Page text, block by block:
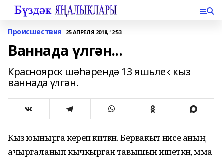
Происшествия 25 АПРЕЛЯ 2018, 12:53
Ваннада үлгән...
Красноярск шәһәрендә 13 яшьлек кыз
ваннада үлгән.
Кыз юынырга кереп киткән. Бервакыт әнисе аның
ачыргаланып кычкырган тавышын ишеткән, әмма